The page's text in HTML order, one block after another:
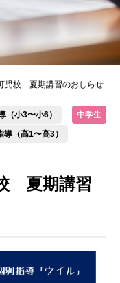
児校 夏期講習のおしらせ
（小3〜小6）
中学生
導（高1〜高3）
夏期講習